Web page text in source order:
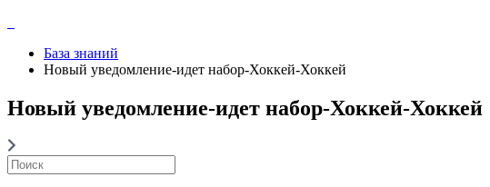
База знаний
Новый уведомление-идет набор-Хоккей-Хоккей
Новый уведомление-идет набор-Хоккей-Хоккей